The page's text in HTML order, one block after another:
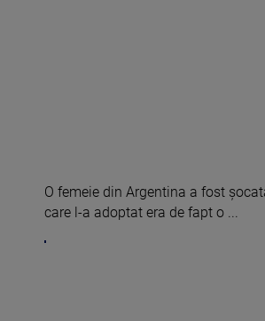
O femeie din Argentina a fost
care l-a adoptat era de fapt o ...